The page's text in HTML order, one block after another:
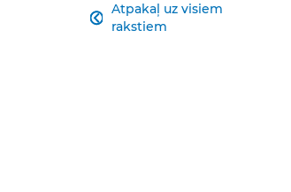
Atpakaļ uz visiem
rakstiem
